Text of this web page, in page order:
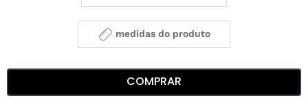
medidas do produto
COMPRAR